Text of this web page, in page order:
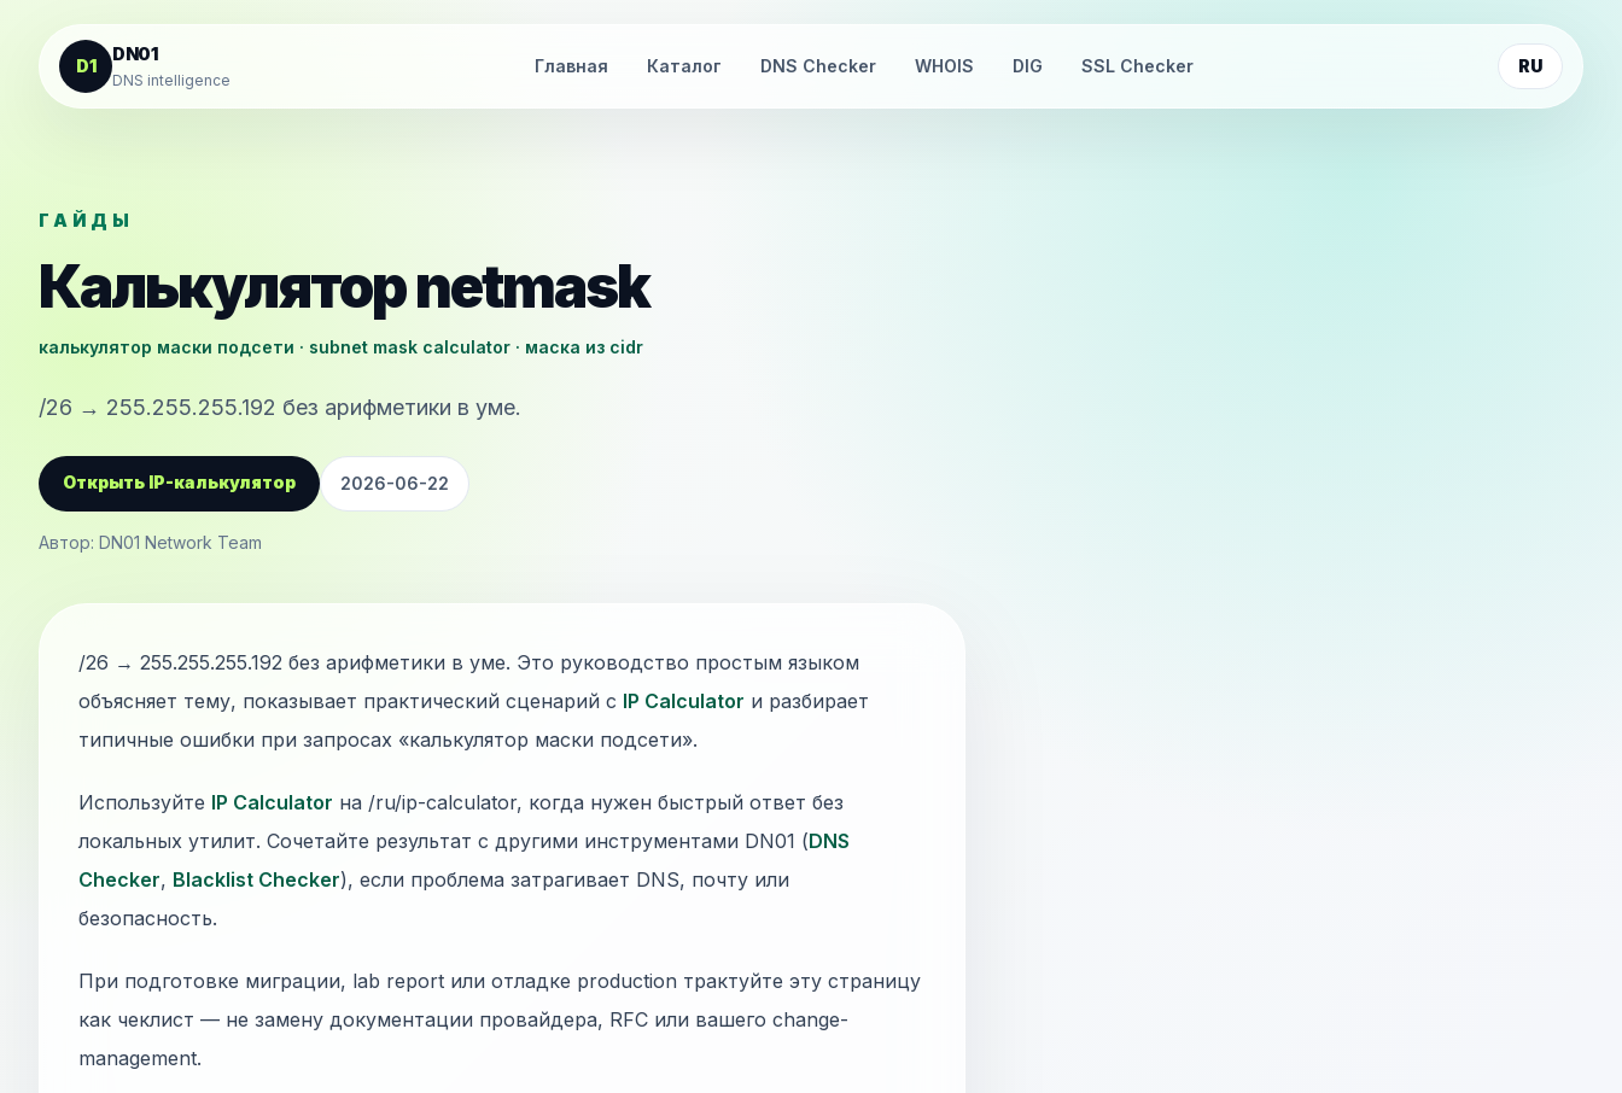
К содержанию
D1
DN01
DNS intelligence
Главная Каталог DNS Checker WHOIS DIG SSL Checker RU
ГАЙДЫ
Калькулятор netmask
калькулятор маски подсети · subnet mask calculator · маска из cidr
/26 → 255.255.255.192 без арифметики в уме.
Открыть IP-калькулятор 2026-06-22
Автор: DN01 Network Team
/26 → 255.255.255.192 без арифметики в уме. Это руководство простым языком
объясняет тему, показывает практический сценарий с IP Calculator и разбирает
типичные ошибки при запросах «калькулятор маски подсети».
Используйте IP Calculator на /ru/ip-calculator, когда нужен быстрый ответ без
локальных утилит. Сочетайте результат с другими инструментами DN01 (DNS
Checker, Blacklist Checker), если проблема затрагивает DNS, почту или
безопасность.
При подготовке миграции, lab report или отладке production трактуйте эту страницу
как чеклист — не замену документации провайдера, RFC или вашего change-
management.